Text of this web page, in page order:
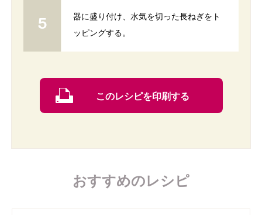
器に盛り付け、水気を切った長ねぎをト
ッピングする。
このレシピを印刷する
おすすめのレシピ